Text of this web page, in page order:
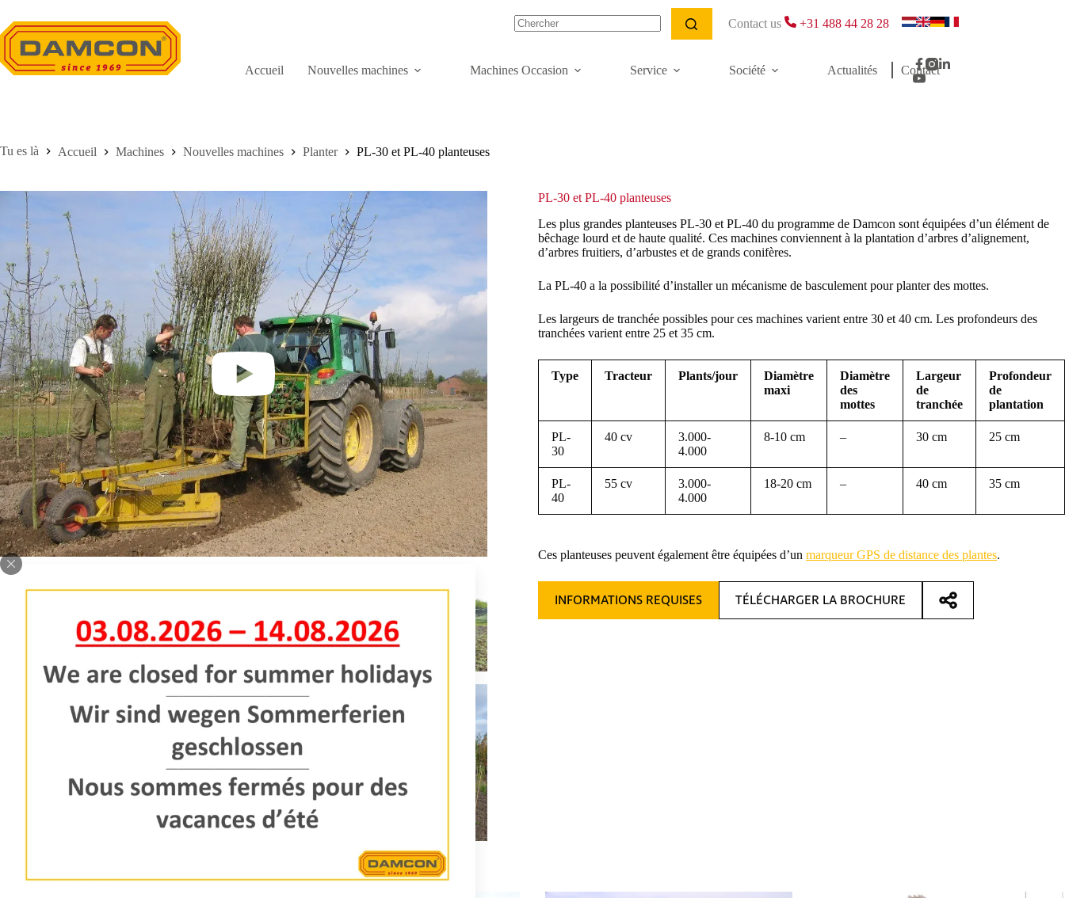
contenu
Contact us +31 488 44 28 28
Accueil Nouvelles machines Machines Occasion Service Société Actualités Contact
Accueil Machines Nouvelles machines Planter PL-30 et PL-40 planteuses
PL-30 et PL-40 planteuses
Les plus grandes planteuses PL-30 et PL-40 du programme de Damcon sont équipées d’un élément de
bêchage lourd et de haute qualité. Ces machines conviennent à la plantation d’arbres d’alignement,
d’arbres fruitiers, d’arbustes et de grands conifères.
La PL-40 a la possibilité d’installer un mécanisme de basculement pour planter des mottes.
Les largeurs de tranchée possibles pour ces machines varient entre 30 et 40 cm. Les profondeurs des
tranchées varient entre 25 et 35 cm.
Type Tracteur Plants/jour
Diamètre
maxi
Diamètre
des
mottes
Largeur
de
tranchée
Profondeur
de
plantation
PL-
30
40 cv
3.000-
4.000
8-10 cm – 30 cm 25 cm
PL-
40
55 cv
3.000-
4.000
18-20 cm – 40 cm 35 cm
Ces planteuses peuvent également être équipées d’un marqueur GPS de distance des plantes.
INFORMATIONS REQUISES TÉLÉCHARGER LA BROCHURE